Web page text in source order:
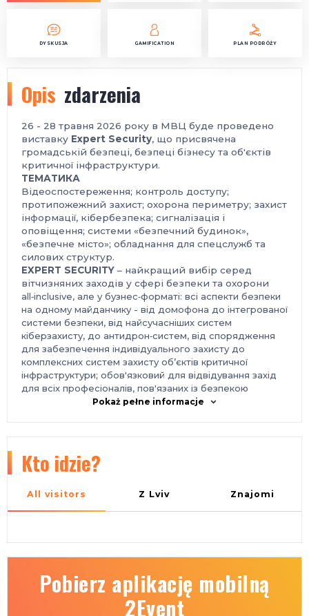
DYSKUSJA GAMIFICATION PLAN PODRÓŻY
Opis zdarzenia
26 - 28 травня 2026 року в МВЦ буде проведено
виставку Expert Security, що присвячена
громадській безпеці, безпеці бізнесу та об'єктів
критичної інфраструктури.
ТЕМАТИКА
Відеоспостереження; контроль доступу;
протипожежний захист; охорона периметру; захист
інформації, кібербезпека; сигналізація і
оповіщення; системи «безпечний будинок»,
«безпечне місто»; обладнання для спецслужб та
силових структур.
EXPERT SECURITY – найкращий вибір серед
вітчизняних заходів у сфері безпеки та охорони
all‑inclusive, але у бузнес‑форматі: всі аспекти безпеки
на одному майданчику - від домофона до інтегрованої
системи безпеки, від найсучасніших систем
кіберзахисту, до антидрон‑систем, від спорядження
для забезпечення індивідуального захисту до
комплексних систем захисту об’єктів критичної
інфраструктури; обов'язковий для відвідування захід
для всіх професіоналів, пов'язаних із безпекою
громадян та держави, інфраструктури та режимних
форум» найкраще місце для прем'єрних показів та
презентацій - професійне відвідування, увага
від метро; безпечний простір - у разі виникнення
компанії, що займаються проектуванням, монтажем,
компанії менеджери з безпеки найвищої та середньої
ланки приватних підприємств різних сфер економіки,
режимних об'єктів та об'єктів критичної
Pokaż pełne informacje
Kto idzie?
All visitors Z Lviv Znajomi
Pobierz aplikację mobilną
2Event